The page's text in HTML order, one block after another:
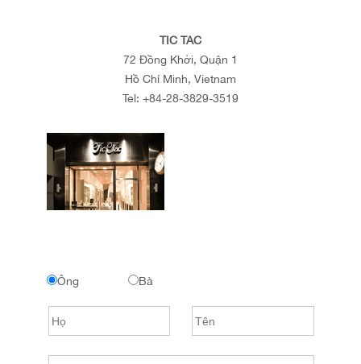
TIC TAC
72 Đồng Khởi, Quận 1
Hồ Chí Minh, Vietnam
Tel: +84-28-3829-3519
Ông Bà